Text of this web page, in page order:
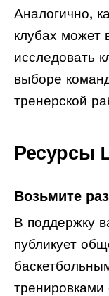
Аналогично,
клубах может
исследовать
выборе
тренерской
Ресурсы
Возьмите
В поддержку
публикует